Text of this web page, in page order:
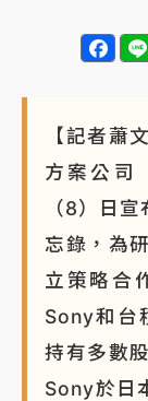
水觀浪恐重罰
【記者蕭
方案公司
（8）日
忘錄，為
立策略合
Sony和台
持有多數
Sony於日